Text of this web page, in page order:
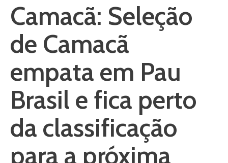
Camacã: Seleção
de Camacã
empata em Pau
Brasil e fica perto
da classificação
para a próxima